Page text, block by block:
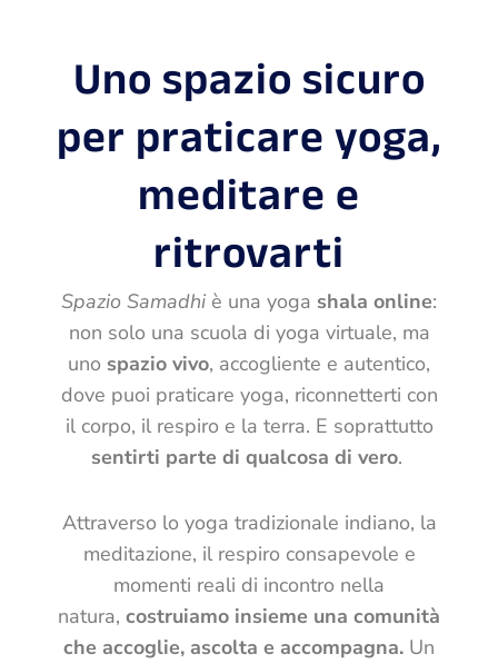
Uno spazio sicuro
per praticare yoga,
meditare e
ritrovarti
Spazio Samadhi è una yoga shala online:
non solo una scuola di yoga virtuale, ma
uno spazio vivo, accogliente e autentico,
dove puoi praticare yoga, riconnetterti con
il corpo, il respiro e la terra. E soprattutto
sentirti parte di qualcosa di vero.
Attraverso lo yoga tradizionale indiano, la
meditazione, il respiro consapevole e
momenti reali di incontro nella
natura, costruiamo insieme una comunità
che accoglie, ascolta e accompagna. Un